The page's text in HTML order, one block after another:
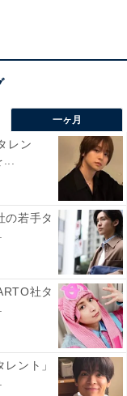
通算8度目の1位
43.4％、「やや
」と回答した人
一ヶ月
レン
の若手タ
社タ
ント」